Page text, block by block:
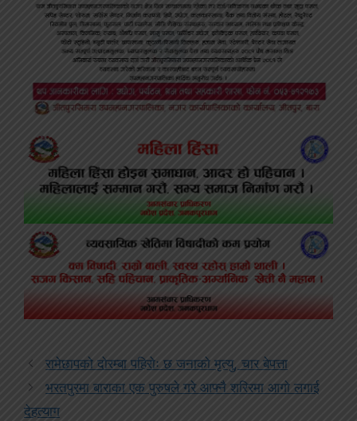
रामेछापको दोरम्बा पहिरोः छ जनाको मृत्यु, चार बेपत्ता
भरतपुरमा बाराका एक पुरुषले गरे आफ्नै शरिरमा आगो लगाई
देहत्याग